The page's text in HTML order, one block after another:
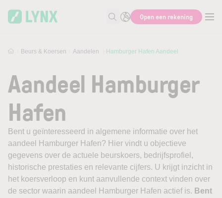
Zoek naar informatie
Open een rekening
Beurs & Koersen Aandelen Hamburger Hafen Aandeel
Aandeel Hamburger
Hafen
Bent u geïnteresseerd in algemene informatie over het
aandeel Hamburger Hafen? Hier vindt u objectieve
gegevens over de actuele beurskoers, bedrijfsprofiel,
historische prestaties en relevante cijfers. U krijgt inzicht in
het koersverloop en kunt aanvullende context vinden over
de sector waarin aandeel Hamburger Hafen actief is. Bent